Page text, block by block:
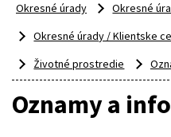
Okresné úrady
Okresné
Okresné úrady / Klientske
Životné prostredie
Oznamy a